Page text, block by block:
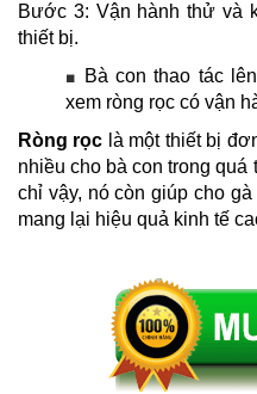
Bước 3: Vận hành thử và
thiết bị.
■
Bà con thao tác
xem ròng rọc có vận
Ròng rọc là một thiết bị
nhiều cho bà con trong quá
chỉ vậy, nó còn giúp cho
mang lại hiệu quả kinh tế